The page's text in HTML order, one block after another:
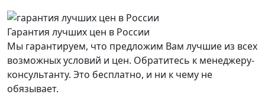
Гарантия лучших цен в России
Мы гарантируем, что предложим Вам лучшие из всех
возможных условий и цен. Обратитесь к менеджеру-
консультанту. Это бесплатно, и ни к чему не
обязывает.